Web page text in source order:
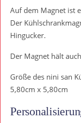
Auf dem Magnet ist
Der
Hingucker.
Der Magnet hält
Größe des nini san
5,80cm x 5,80cm